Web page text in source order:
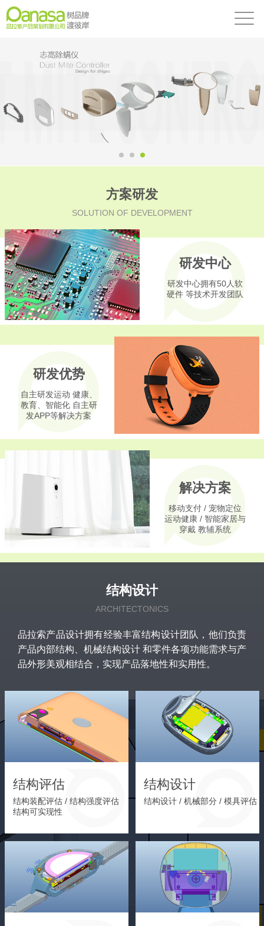
方案研发
SOLUTION OF DEVELOPMENT
研发中心
研发中心拥有50人软
硬件 等技术开发团队
研发优势
自主研发运动 健康、
教育、智能化 自主研
发APP等解决方案
解决方案
移动支付 / 宠物定位
运动健康 / 智能家居与
穿戴 教辅系统
结构设计
ARCHITECTONICS
品拉索产品设计拥有经验丰富结构设计团队，他们负责
产品内部结构、机械结构设计 和零件各项功能需求与产
品外形美观相结合，实现产品落地性和实用性。
结构评估
结构装配评估 / 结构强度评估
结构可实现性
结构设计
结构设计 / 机械部分 / 模具评估